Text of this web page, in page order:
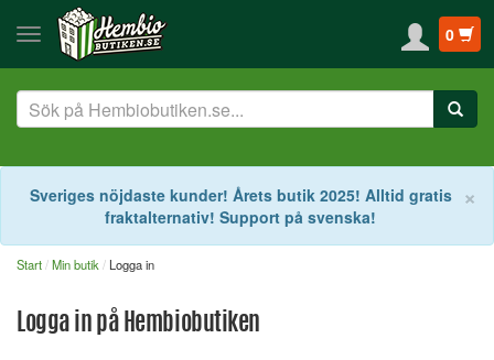
0
×
Sveriges nöjdaste kunder! Årets butik 2025! Alltid gratis
fraktalternativ! Support på svenska!
Start Min butik Logga in
Logga in på Hembiobutiken